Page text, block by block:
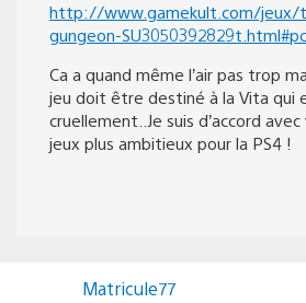
http://www.gamekult.com/
gungeon-SU3050392829t.html#pc
Ca a quand même l’air pas trop
jeu doit être destiné à la Vita qui
cruellement..Je suis d’accord
jeux plus ambitieux pour la PS4 !
Matricule77